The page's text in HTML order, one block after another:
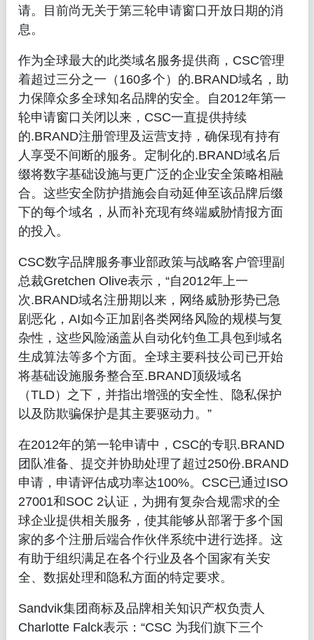
请。目前尚无关于第三轮申请窗口开放日期的消
息。
作为全球最大的此类域名服务提供商，CSC管理
着超过三分之一（160多个）的.BRAND域名，助
力保障众多全球知名品牌的安全。自2012年第一
轮申请窗口关闭以来，CSC一直提供持续
的.BRAND注册管理及运营支持，确保现有持有
人享受不间断的服务。定制化的.BRAND域名后
缀将数字基础设施与更广泛的企业安全策略相融
合。这些安全防护措施会自动延伸至该品牌后缀
下的每个域名，从而补充现有终端威胁情报方面
的投入。
CSC数字品牌服务事业部政策与战略客户管理副
总裁Gretchen Olive表示，“自2012年上一
次.BRAND域名注册期以来，网络威胁形势已急
剧恶化，AI如今正加剧各类网络风险的规模与复
杂性，这些风险涵盖从自动化钓鱼工具包到域名
生成算法等多个方面。全球主要科技公司已开始
将基础设施服务整合至.BRAND顶级域名
（TLD）之下，并指出增强的安全性、隐私保护
以及防欺骗保护是其主要驱动力。”
在2012年的第一轮申请中，CSC的专职.BRAND
团队准备、提交并协助处理了超过250份.BRAND
申请，申请评估成功率达100%。CSC已通过ISO
27001和SOC 2认证，为拥有复杂合规需求的全
球企业提供相关服务，使其能够从部署于多个国
家的多个注册后端合作伙伴系统中进行选择。这
有助于组织满足在各个行业及各个国家有关安
全、数据处理和隐私方面的特定要求。
Sandvik集团商标及品牌相关知识产权负责人
Charlotte Falck表示：“CSC 为我们旗下三个